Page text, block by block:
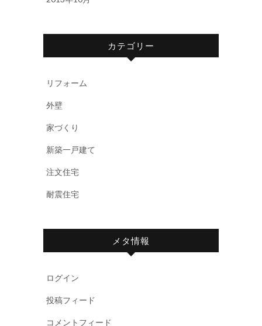
カテゴリー
リフォーム
外壁
家づくり
新築一戸建て
注文住宅
耐震住宅
メタ情報
ログイン
投稿フィード
コメントフィード